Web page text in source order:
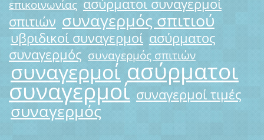
επικοινωνίας ασύρματοι συναγερμοί
σπιτιών συναγερμός σπιτιού
υβριδικοί συναγερμοί ασύρματος
συναγερμός συναγερμός σπιτιών
συναγερμοί ασύρματοι
συναγερμοί συναγερμοί τιμές
συναγερμός